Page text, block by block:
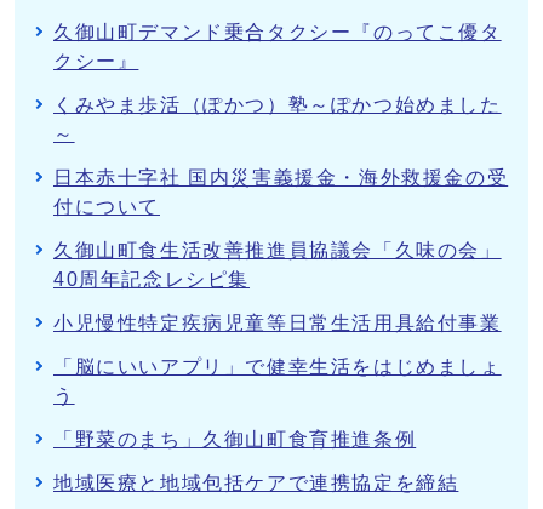
久御山町デマンド乗合タクシー『のってこ優タ
クシー』
くみやま歩活（ぽかつ）塾～ぽかつ始めました
～
日本赤十字社 国内災害義援金・海外救援金の受
付について
久御山町食生活改善推進員協議会「久味の会」
40周年記念レシピ集
小児慢性特定疾病児童等日常生活用具給付事業
「脳にいいアプリ」で健幸生活をはじめましょ
う
「野菜のまち」久御山町食育推進条例
地域医療と地域包括ケアで連携協定を締結